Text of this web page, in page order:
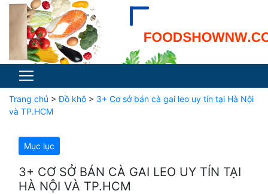
Trang chủ >Đồ khô > 3+ Cơ sở bán cà gai leo uy tín tại Hà Nội
và TP.HCM
Mục lục
3+ CƠ SỞ BÁN CÀ GAI LEO UY TÍN TẠI
HÀ NỘI VÀ TP.HCM